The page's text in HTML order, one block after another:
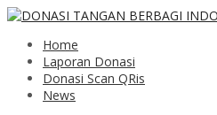
Home
Laporan Donasi
Donasi Scan QRis
News